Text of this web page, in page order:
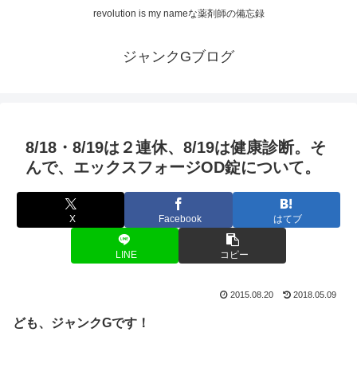
revolution is my nameな薬剤師の備忘録
ジャンクGブログ
8/18・8/19は２連休、8/19は健康診断。そ
んで、エックスフォージOD錠について。
X Facebook はてブ
LINE コピー
2015.08.20 2018.05.09
ども、ジャンクGです！